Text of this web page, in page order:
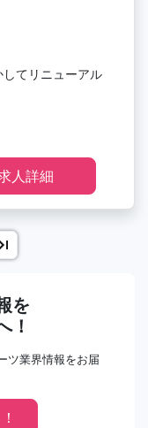
てリニューアル
人詳細
を
！
ツ業界情報をお届